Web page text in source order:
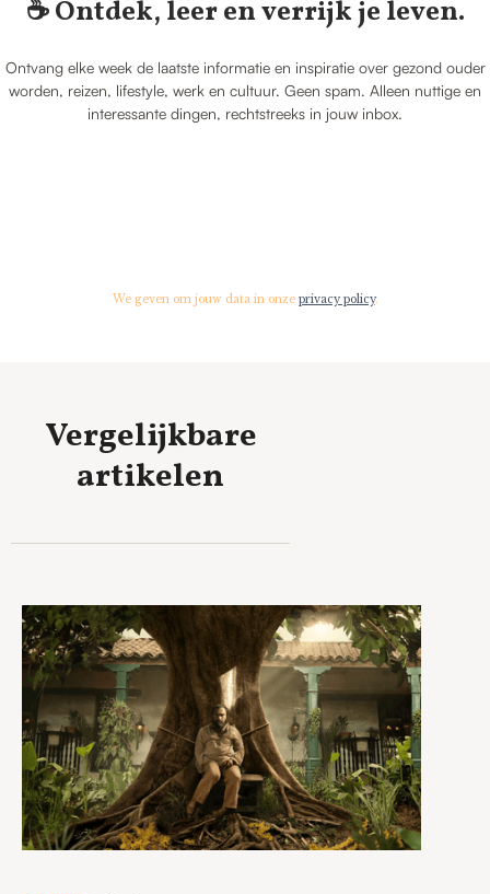
☕️ Ontdek, leer en verrijk je leven.
Ontvang elke week de laatste informatie en inspiratie over gezond ouder
worden, reizen, lifestyle, werk en cultuur. Geen spam. Alleen nuttige en
interessante dingen, rechtstreeks in jouw inbox.
We geven om jouw data in onze privacy policy.
Vergelijkbare
artikelen